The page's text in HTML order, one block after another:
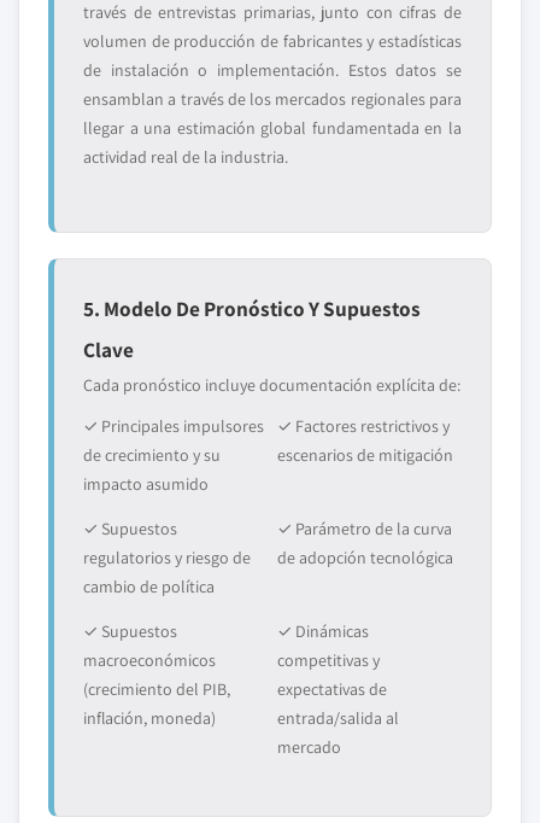
través de entrevistas primarias, junto con cifras de
volumen de producción de fabricantes y estadísticas
de instalación o implementación. Estos datos se
ensamblan a través de los mercados regionales para
llegar a una estimación global fundamentada en la
actividad real de la industria.
5. Modelo De Pronóstico Y Supuestos
Clave
Cada pronóstico incluye documentación explícita de:
✓ Principales impulsores
de crecimiento y su
impacto asumido
✓ Factores restrictivos y
escenarios de mitigación
✓ Supuestos
regulatorios y riesgo de
cambio de política
✓ Parámetro de la curva
de adopción tecnológica
✓ Supuestos
macroeconómicos
(crecimiento del PIB,
inflación, moneda)
✓ Dinámicas
competitivas y
expectativas de
entrada/salida al
mercado